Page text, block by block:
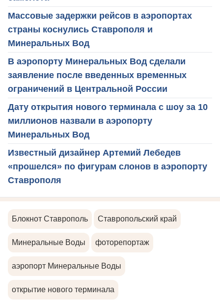
Массовые задержки рейсов в аэропортах
страны коснулись Ставрополя и
Минеральных Вод
В аэропорту Минеральных Вод сделали
заявление после введенных временных
ограничений в Центральной России
Дату открытия нового терминала с шоу за 10
миллионов назвали в аэропорту
Минеральных Вод
Известный дизайнер Артемий Лебедев
«прошелся» по фигурам слонов в аэропорту
Ставрополя
Блокнот Ставрополь Ставропольский край
Минеральные Воды фоторепортаж
аэропорт Минеральные Воды
открытие нового терминала